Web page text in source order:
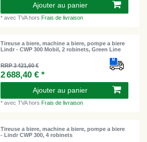
Ajouter au panier
*avec TVAhorsFrais de livraison
Tireuse a biere, machine a biere, pompe a biere
Lindr - CWP 300 Mobil, 2 robinets, Green Line
RRP 3 421,60 €
2 688,40 € *
Ajouter au panier
*avec TVAhorsFrais de livraison
Tireuse a biere, machine a biere, pompe a biere
- Lindr CWP 300, 4 robinets